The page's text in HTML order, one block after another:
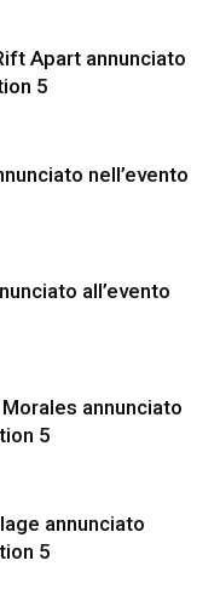
Apart annunciato
5
nell’evento
all’evento
annunciato
5
annunciato
5